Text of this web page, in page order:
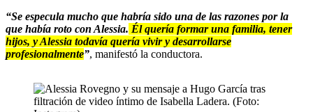
“Se especula mucho que habría sido una de las razones por la
que había roto con Alessia. Él quería formar una familia, tener
hijos, y Alessia todavía quería vivir y desarrollarse
profesionalmente”, manifestó la conductora.